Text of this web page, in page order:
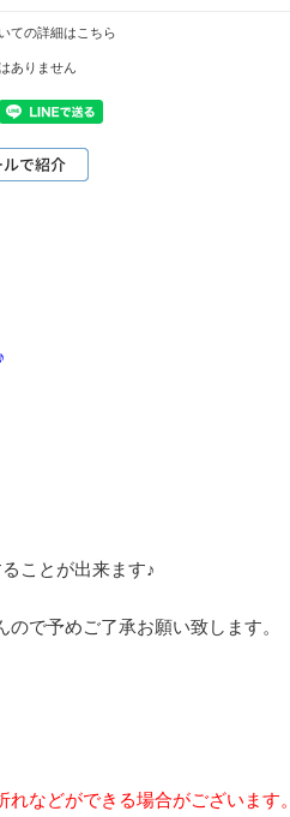
ての詳細はこちら
ありません
ことが出来ます♪
で予めご了承お願い致します。
などができる場合がございます。